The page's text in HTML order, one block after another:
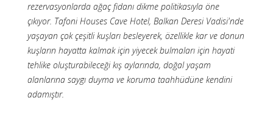
rezervasyonlarda ağaç fidanı dikme politikasıyla öne
çıkıyor. Tafoni Houses Cave Hotel, Balkan Deresi Vadisi'nde
yaşayan çok çeşitli kuşları besleyerek, özellikle kar ve donun
kuşların hayatta kalmak için yiyecek bulmaları için hayati
tehlike oluşturabileceği kış aylarında, doğal yaşam
alanlarına saygı duyma ve koruma taahhüdüne kendini
adamıştır.